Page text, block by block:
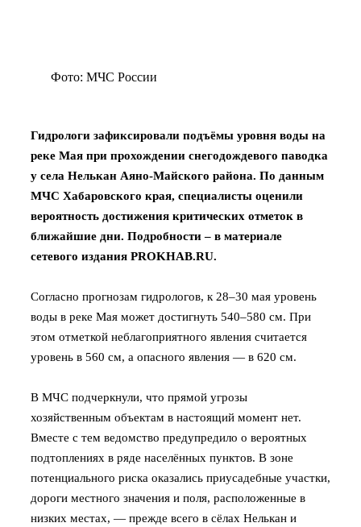
Фото: МЧС России
Гидрологи зафиксировали подъёмы уровня воды на
реке Мая при прохождении снегодождевого паводка
у села Нелькан Аяно‑Майского района. По данным
МЧС Хабаровского края, специалисты оценили
вероятность достижения критических отметок в
ближайшие дни. Подробности – в материале
сетевого издания PROKHAB.RU.
Согласно прогнозам гидрологов, к 28–30 мая уровень
воды в реке Мая может достигнуть 540–580 см. При
этом отметкой неблагоприятного явления считается
уровень в 560 см, а опасного явления — в 620 см.
В МЧС подчеркнули, что прямой угрозы
хозяйственным объектам в настоящий момент нет.
Вместе с тем ведомство предупредило о вероятных
подтоплениях в ряде населённых пунктов. В зоне
потенциального риска оказались приусадебные участки,
дороги местного значения и поля, расположенные в
низких местах, — прежде всего в сёлах Нелькан и